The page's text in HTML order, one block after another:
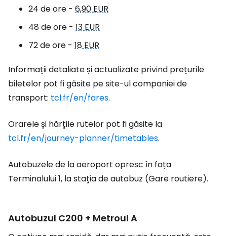
24 de ore - 6,90 EUR
48 de ore - 13 EUR
72 de ore - 18 EUR
Informații detaliate și actualizate privind prețurile
biletelor pot fi găsite pe site-ul companiei de
transport: tcl.fr/en/fares.
Orarele și hărțile rutelor pot fi găsite la
tcl.fr/en/journey-planner/timetables.
Autobuzele de la aeroport opresc în fața
Terminalului 1, la stația de autobuz (Gare routiere).
Autobuzul C200 + Metroul A